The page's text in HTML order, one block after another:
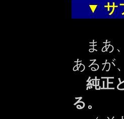
▼ サ
まあ
あるが
純正
る。